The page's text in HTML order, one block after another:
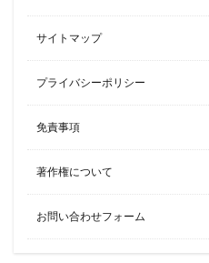
サイトマップ
プライバシーポリシー
免責事項
著作権について
お問い合わせフォーム